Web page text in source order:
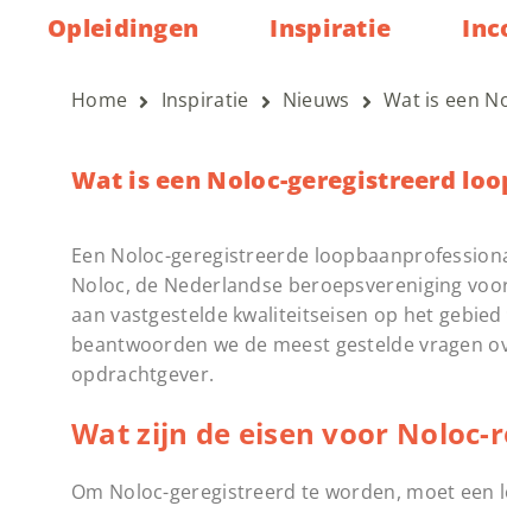
Opleidingen Inspiratie
Home Inspiratie Nieuws Wat is een
Wat is een Noloc-geregistreerd
Een Noloc-geregistreerde
Noloc, de Nederlandse beroepsvereniging
aan vastgestelde kwaliteitseisen op het
beantwoorden we de meest gestelde vragen
opdrachtgever.
Wat zijn de eisen voor Noloc-
Om Noloc-geregistreerd te worden, moet